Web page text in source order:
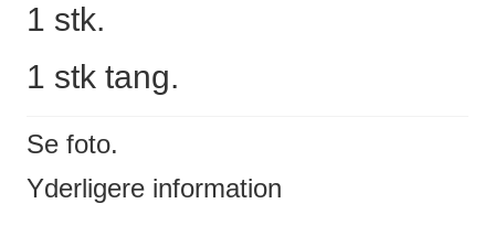
1 stk.
1 stk tang.
Se foto.
Yderligere information